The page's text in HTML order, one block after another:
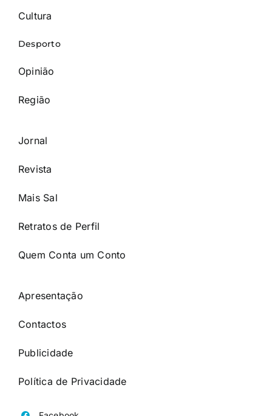
Cultura
Desporto
Opinião
Região
Jornal
Revista
Mais Sal
Retratos de Perfil
Quem Conta um Conto
Apresentação
Contactos
Publicidade
Política de Privacidade